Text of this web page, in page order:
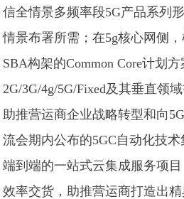
信全情景多频率段5G产品系列
情景布署所需；在5g核心网侧，
SBA构架的Common Core计划
2G/3G/4g/5G/Fixed及其垂直领
助推营运商企业战略转型和向
流会期内公布的5GC自动化技
端到端的一站式云集成服务项
效率交货，助推营运商打造出精